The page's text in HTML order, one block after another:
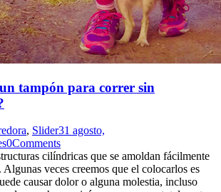
tampón para correr sin
, Slider31 agosto,
0Comments
cilíndricas que se amoldan fácilmente
veces creemos que el colocarlos es
causar dolor o alguna molestia, incluso